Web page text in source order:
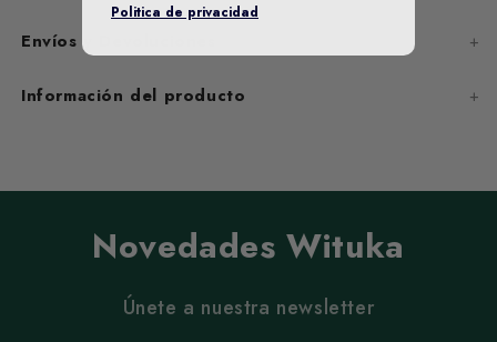
Envíos y Devoluciones
Información del producto
Novedades Wituka
Únete a nuestra newsletter
Politica de privacidad